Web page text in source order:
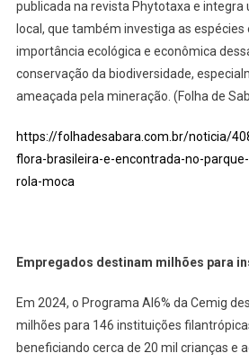
publicada na revista Phytotaxa e integra
local, que também investiga as espécies
importância ecológica e econômica
conservação da biodiversidade,
ameaçada pela mineração. (Folha de
https://folhadesabara.com.br/noticia/
flora-brasileira-e-encontrada-no-
rola-moca
Empregados destinam milhões para
Em 2024, o Programa AI6% da Cemig
milhões para 146 instituições
beneficiando cerca de 20 mil crianças e